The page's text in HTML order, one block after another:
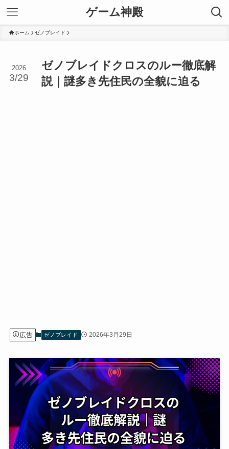
ゲーム神殿
ホーム ゼノブレイド
ゼノブレイドクロスのルー徹底解
説｜謎多き先住民の全貌に迫る
2026
3/29
広告 ゼノブレイド 2026年3月29日